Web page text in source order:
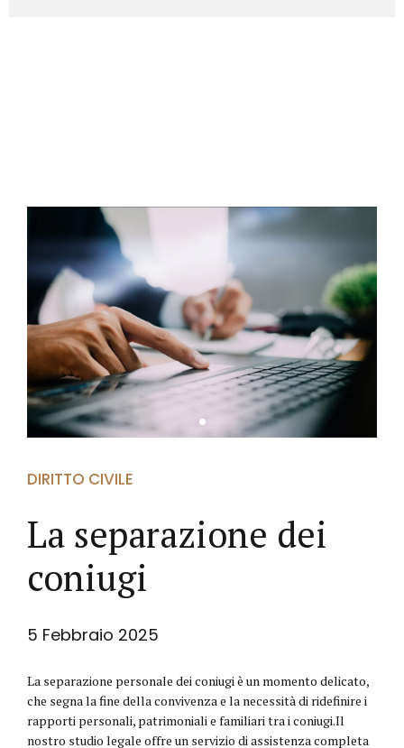
DIRITTO CIVILE
La separazione dei
coniugi
5 Febbraio 2025
La separazione personale dei coniugi è un momento delicato,
che segna la fine della convivenza e la necessità di ridefinire i
rapporti personali, patrimoniali e familiari tra i coniugi.Il
nostro studio legale offre un servizio di assistenza completa